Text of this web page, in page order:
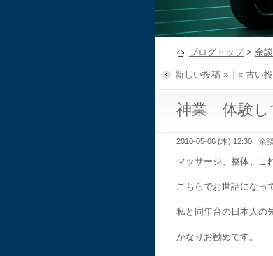
ブログトップ> 余談
新しい投稿 » « 古い
神業 体験し
2010-05-06 (木) 12:30 余談
マッサージ、整体、
こちらでお世話になっ
私と同年台の日本人の
かなりお勧めです。